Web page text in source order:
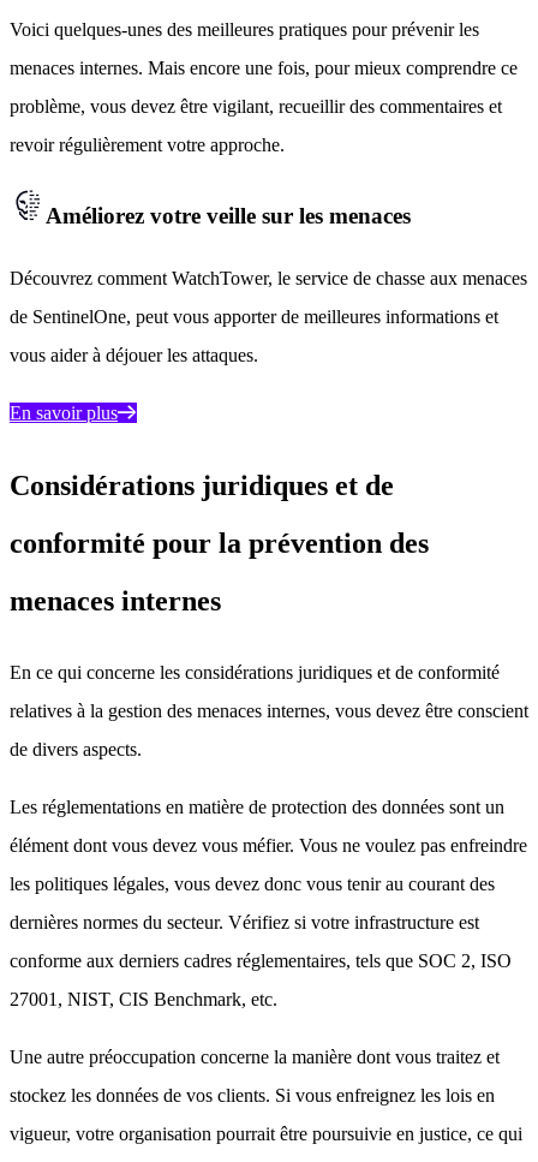
Voici quelques-unes des meilleures pratiques pour prévenir les
menaces internes. Mais encore une fois, pour mieux comprendre ce
problème, vous devez être vigilant, recueillir des commentaires et
revoir régulièrement votre approche.
Améliorez votre veille sur les menaces
Découvrez comment WatchTower, le service de chasse aux menaces
de SentinelOne, peut vous apporter de meilleures informations et
vous aider à déjouer les attaques.
En savoir plus
Considérations juridiques et de
conformité pour la prévention des
menaces internes
En ce qui concerne les considérations juridiques et de conformité
relatives à la gestion des menaces internes, vous devez être conscient
de divers aspects.
Les réglementations en matière de protection des données sont un
élément dont vous devez vous méfier. Vous ne voulez pas enfreindre
les politiques légales, vous devez donc vous tenir au courant des
dernières normes du secteur. Vérifiez si votre infrastructure est
conforme aux derniers cadres réglementaires, tels que SOC 2, ISO
27001, NIST, CIS Benchmark, etc.
Une autre préoccupation concerne la manière dont vous traitez et
stockez les données de vos clients. Si vous enfreignez les lois en
vigueur, votre organisation pourrait être poursuivie en justice, ce qui